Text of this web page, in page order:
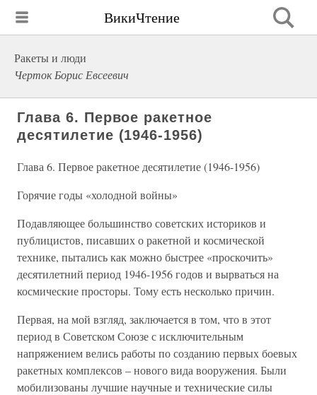
ВикиЧтение
Ракеты и люди
Черток Борис Евсеевич
Глава 6. Первое ракетное
десятилетие (1946-1956)
Глава 6. Первое ракетное десятилетие (1946-1956)
Горячие годы «холодной войны»
Подавляющее большинство советских историков и
публицистов, писавших о ракетной и космической
технике, пытались как можно быстрее «проскочить»
десятилетний период 1946-1956 годов и вырваться на
космические просторы. Тому есть несколько причин.
Первая, на мой взгляд, заключается в том, что в этот
период в Советском Союзе с исключительным
напряжением велись работы по созданию первых боевых
ракетных комплексов – нового вида вооружения. Были
мобилизованы лучшие научные и технические силы